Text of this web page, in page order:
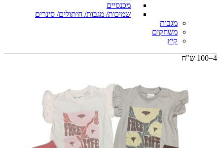
מכנסיים
שמיכות/ מגבות/ חיתולים/ סינרים
מגבות
משחקים
קיץ
4=100 ש"ח